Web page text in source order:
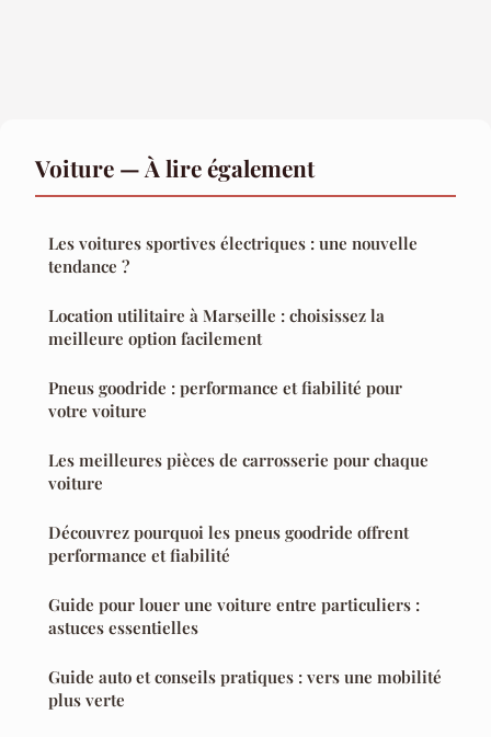
Voiture — À lire également
Les voitures sportives électriques : une nouvelle
tendance ?
Location utilitaire à Marseille : choisissez la
meilleure option facilement
Pneus goodride : performance et fiabilité pour
votre voiture
Les meilleures pièces de carrosserie pour chaque
voiture
Découvrez pourquoi les pneus goodride offrent
performance et fiabilité
Guide pour louer une voiture entre particuliers :
astuces essentielles
Guide auto et conseils pratiques : vers une mobilité
plus verte